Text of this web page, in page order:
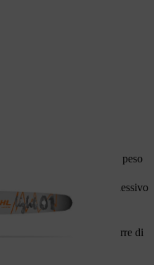
per un'elevata stabilità con peso
riduce il peso complessivo
a modelli analoghi
del pignone fa sì che le barre di